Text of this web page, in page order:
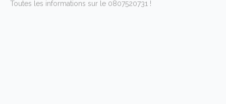
Toutes les informations sur le 0807520731 !